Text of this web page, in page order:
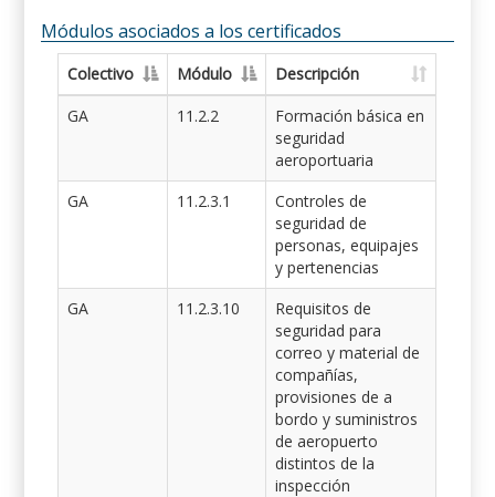
Módulos asociados a los certificados
Colectivo Módulo
Descripción
GA
11.2.2
Formación básica en
seguridad
aeroportuaria
GA
11.2.3.1
Controles de
seguridad de
personas, equipajes
y pertenencias
GA
11.2.3.10
Requisitos de
seguridad para
correo y material de
compañías,
provisiones de a
bordo y suministros
de aeropuerto
distintos de la
inspección